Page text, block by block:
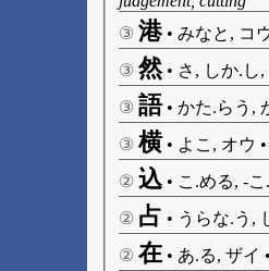
③ 港• みなと, コ
③ 然• さ, しか.し
③ 語• かた.らう,
③ 横• よこ, オウ •
② 込 • こ.める, -
② 占 • うらな.う,
② 在 • あ.る, ザイ •